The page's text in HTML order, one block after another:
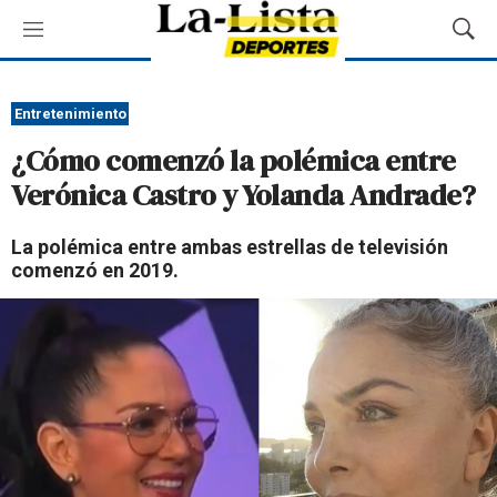
M
e
ú
M
o
B
u
e
d
a
Entretenimiento
¿Cómo comenzó la polémica entre
Verónica Castro y Yolanda Andrade?
La polémica entre ambas estrellas de televisión
comenzó en 2019.